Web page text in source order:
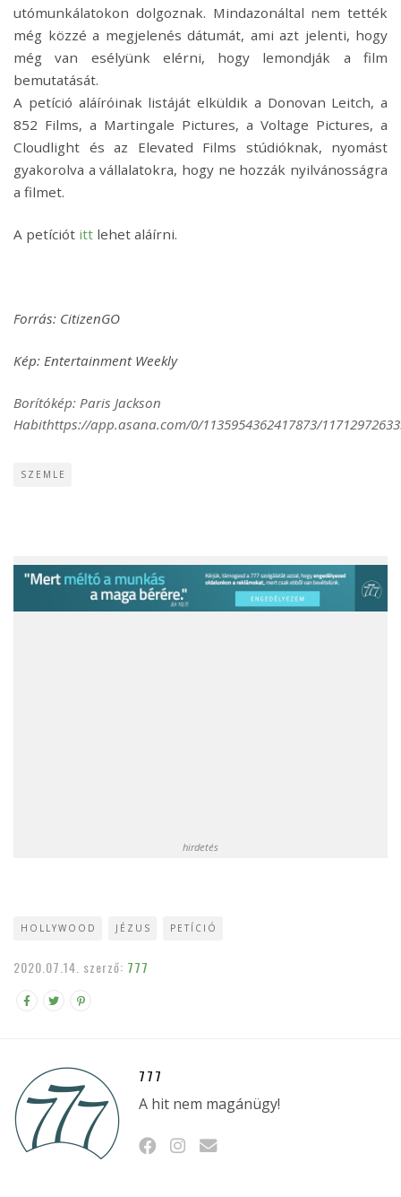
utómunkálatokon dolgoznak. Mindazonáltal nem tették
még közzé a megjelenés dátumát, ami azt jelenti, hogy
még van esélyünk elérni, hogy lemondják a film
bemutatását.
A petíció aláíróinak listáját elküldik a Donovan Leitch, a
852 Films, a Martingale Pictures, a Voltage Pictures, a
Cloudlight és az Elevated Films stúdióknak, nyomást
gyakorolva a vállalatokra, hogy ne hozzák nyilvánosságra
a filmet.
A petíciót itt lehet aláírni.
Forrás: CitizenGO
Kép: Entertainment Weekly
Borítókép: Paris Jackson
Habithttps://app.asana.com/0/1135954362417873/
SZEMLE
hirdetés
HOLLYWOOD JÉZUS PETÍCIÓ
2020.07.14. szerző: 777
777
A hit nem magánügy!